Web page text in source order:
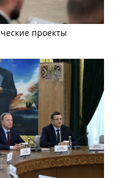
проекты